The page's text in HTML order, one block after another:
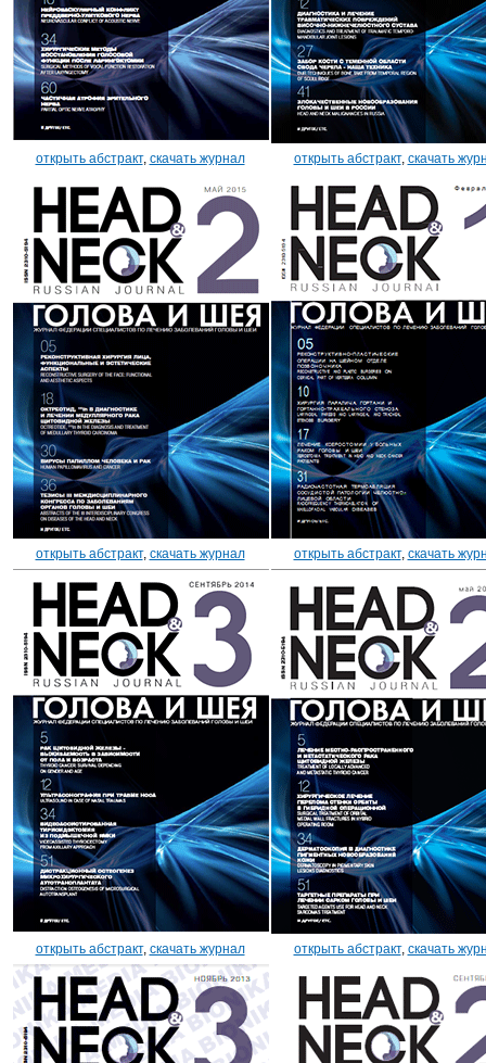
открыть абстракт, скачать журнал открыть абстракт, скачать
открыть абстракт, скачать журнал открыть абстракт, скачать
открыть абстракт, скачать журнал открыть абстракт, скачать